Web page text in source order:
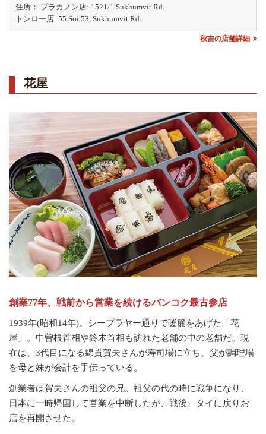
住所： プラカノン店: 1521/1 Sukhumvit Rd.
トンロー店: 55 Soi 53, Sukhumvit Rd.
秋吉の店舗詳細
花屋
創業77年、戦前から営業を続けるバンコク最古参店
1939年(昭和14年)、シープラヤー通りで暖簾をあげた「花
屋」。中曽根首相や鈴木首相も訪れた老舗の中の老舗だ。現
在は、3代目になる綿貫賀夫さんが寿司場に立ち、父が調理場
を母と妹が会計を手伝っている。
創業者は賀夫さんの祖父の兄。祖父の代の時に戦争になり、
日本に一時帰国して営業を中断したが、戦後、タイに戻りお
店を再開させた。